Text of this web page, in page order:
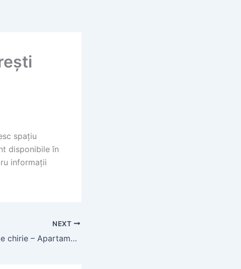
spațiu
disponibile în
informații
NEXT
19th Residence chirie – Apartamente studiouri din București